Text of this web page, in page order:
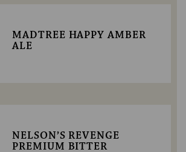
MADTREE HAPPY AMBER
ALE
NELSON’S REVENGE
PREMIUM BITTER